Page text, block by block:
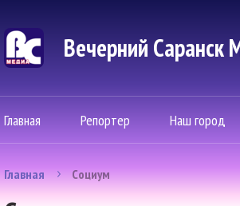
Вечерний Саранск
Главная Репортер Наш город
Главная Социум